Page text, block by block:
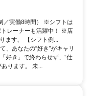
／実働8時間） ※シフトは
レーナーも活躍中！ ※店
ます。 【シフト例...
、あなたの“好き”がキャリ
好き」で終わらせず、“仕
ります。 未...